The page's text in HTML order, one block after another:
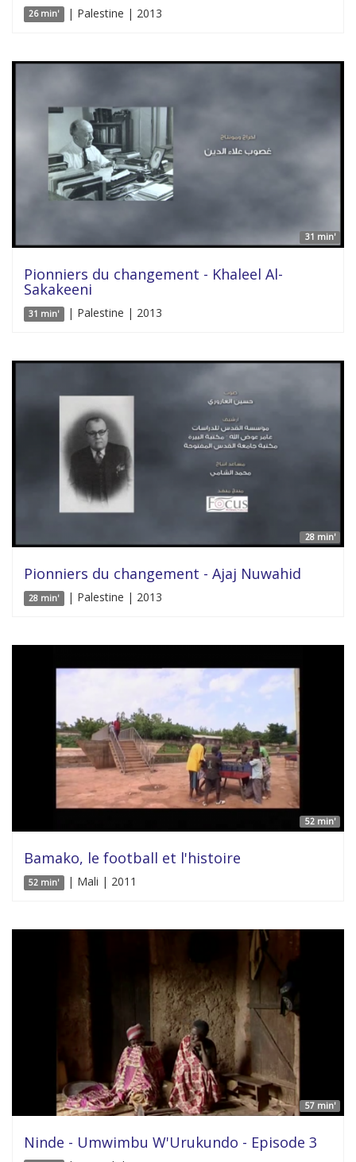
26 min' | Palestine | 2013
31 min'
Pionniers du changement - Khaleel Al-
Sakakeeni
31 min' | Palestine | 2013
28 min'
Pionniers du changement - Ajaj Nuwahid
28 min' | Palestine | 2013
52 min'
Bamako, le football et l'histoire
52 min' | Mali | 2011
57 min'
Ninde - Umwimbu W'Urukundo - Episode 3